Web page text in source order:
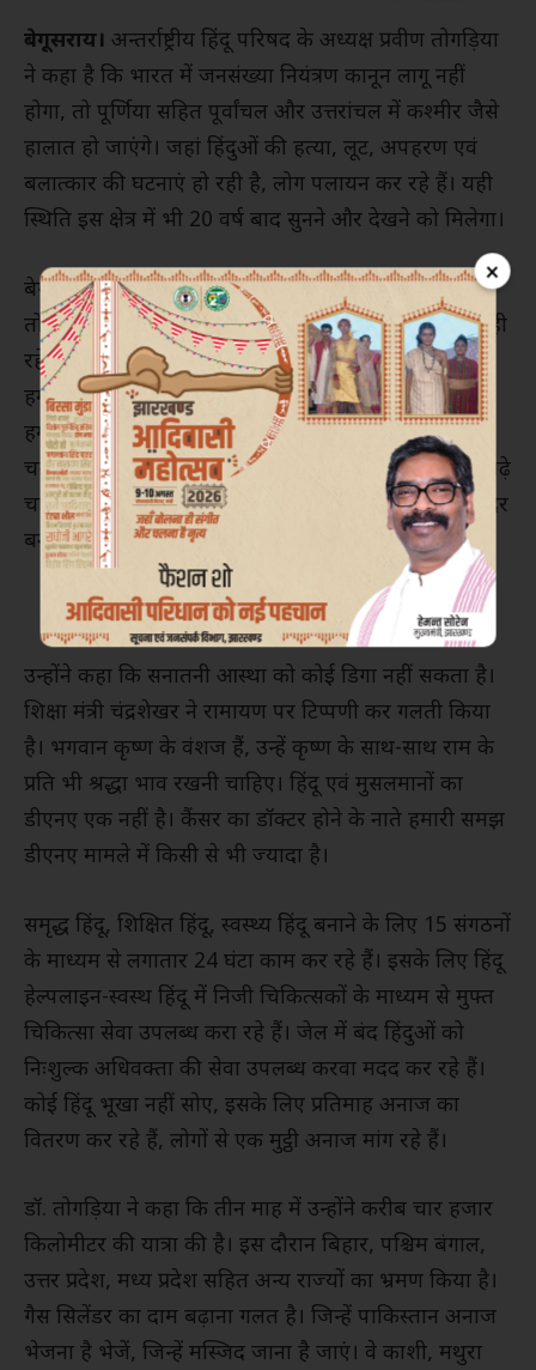
×
बेगूसराय। अन्तर्राष्ट्रीय हिंदू परिषद के अध्यक्ष प्रवीण तोगड़िया
ने कहा है कि भारत में जनसंख्या नियंत्रण कानून लागू नहीं
होगा, तो पूर्णिया सहित पूर्वांचल और उत्तरांचल में कश्मीर जैसे
हालात हो जाएंगे। जहां हिंदुओं की हत्या, लूट, अपहरण एवं
बलात्कार की घटनाएं हो रही है, लोग पलायन कर रहे हैं। यही
स्थिति इस क्षेत्र में भी 20 वर्ष बाद सुनने और देखने को मिलेगा।
बेगूसराय में एक कार्यक्रम में शामिल होने बीते रात आए प्रवीण
तोगड़िया ने कहा कि हिंदुस्तान हिंदू राष्ट्र था, है और हिंदू राष्ट्र ही
रहेगा। हमारा डीएनए औरंगजेब एवं गजनी से नहीं मिलता है,
हमारा डीएनए तो शिवाजी महाराज वाला है। जब औरंगजेब
हमारी आस्था को नहीं डिगा पाया, तो बिहार के शिक्षा मंत्री
चन्द्रशेखर जैसे जयचंद हमारी आस्था को क्या डिगा पाएंगे। साढ़े
चार सौ वर्ष पहले राम मंदिर को तोड़ा गया और हमने राम मंदिर
बना लिया है।
उन्होंने कहा कि सनातनी आस्था को कोई डिगा नहीं सकता है।
शिक्षा मंत्री चंद्रशेखर ने रामायण पर टिप्पणी कर गलती किया
है। भगवान कृष्ण के वंशज हैं, उन्हें कृष्ण के साथ-साथ राम के
प्रति भी श्रद्धा भाव रखनी चाहिए। हिंदू एवं मुसलमानों का
डीएनए एक नहीं है। कैंसर का डॉक्टर होने के नाते हमारी समझ
डीएनए मामले में किसी से भी ज्यादा है।
समृद्ध हिंदू, शिक्षित हिंदू, स्वस्थ्य हिंदू बनाने के लिए 15 संगठनों
के माध्यम से लगातार 24 घंटा काम कर रहे हैं। इसके लिए हिंदू
हेल्पलाइन-स्वस्थ हिंदू में निजी चिकित्सकों के माध्यम से मुफ्त
चिकित्सा सेवा उपलब्ध करा रहे हैं। जेल में बंद हिंदुओं को
निःशुल्क अधिवक्ता की सेवा उपलब्ध करवा मदद कर रहे हैं।
कोई हिंदू भूखा नहीं सोए, इसके लिए प्रतिमाह अनाज का
वितरण कर रहे हैं, लोगों से एक मुट्ठी अनाज मांग रहे हैं।
डॉ. तोगड़िया ने कहा कि तीन माह में उन्होंने करीब चार हजार
किलोमीटर की यात्रा की है। इस दौरान बिहार, पश्चिम बंगाल,
उत्तर प्रदेश, मध्य प्रदेश सहित अन्य राज्यों का भ्रमण किया है।
गैस सिलेंडर का दाम बढ़ाना गलत है। जिन्हें पाकिस्तान अनाज
भेजना है भेजें, जिन्हें मस्जिद जाना है जाएं। वे काशी, मथुरा